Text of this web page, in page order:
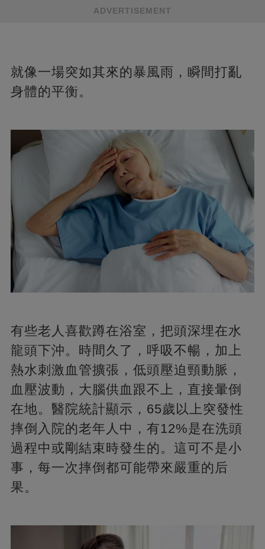
ADVERTISEMENT
就像一場突如其來的暴風雨，瞬間打亂
身體的平衡。
有些老人喜歡蹲在浴室，把頭深埋在水
龍頭下沖。時間久了，呼吸不暢，加上
熱水刺激血管擴張，低頭壓迫頸動脈，
血壓波動，大腦供血跟不上，直接暈倒
在地。醫院統計顯示，65歲以上突發性
摔倒入院的老年人中，有12%是在洗頭
過程中或剛結束時發生的。這可不是小
事，每一次摔倒都可能帶來嚴重的后
果。